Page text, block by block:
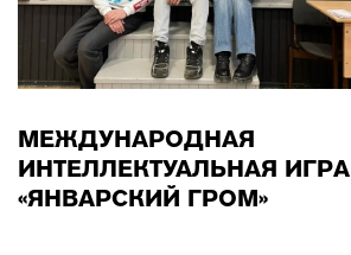
МЕЖДУНАРОДНАЯ
ИНТЕЛЛЕКТУАЛЬНАЯ ИГРА
«ЯНВАРСКИЙ ГРОМ»